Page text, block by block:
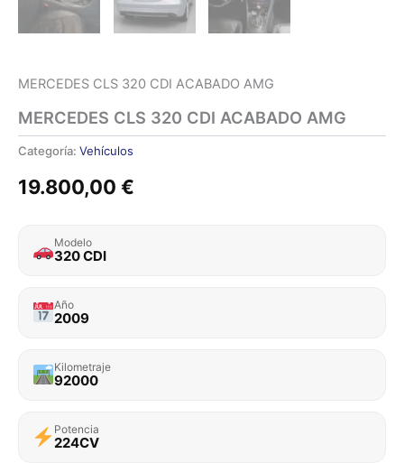
MERCEDES CLS 320 CDI ACABADO AMG
MERCEDES CLS 320 CDI ACABADO AMG
Categoría: Vehículos
19.800,00 €
Modelo
320 CDI
Año
2009
Kilometraje
92000
Potencia
224CV